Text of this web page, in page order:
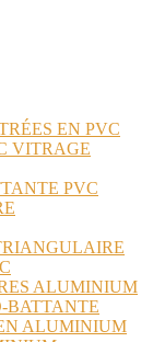
EN PVC
VITRAGE
PVC
ALUMINIUM
BATTANTE
ALUMINIUM